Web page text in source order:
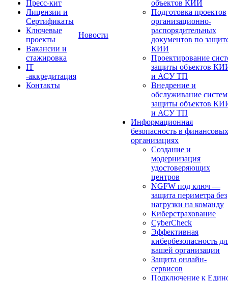
Пресс-кит
Лицензии и
Сертификаты
Ключевые
проекты
Вакансии и
стажировка
IT
-аккредитация
Контакты
Новости
объектов КИИ
Подготовка проектов
организационно-
распорядительных
документов по
КИИ
Проектирование
защиты объектов
и АСУ ТП
Внедрение и
обслуживание систем
защиты объектов
и АСУ ТП
Информационная
безопасность в финансовых
организациях
Создание и
модернизация
удостоверяющих
центров
NGFW под ключ —
защита периметра без
нагрузки на команду
Киберстрахование
CyberCheck
Эффективная
кибербезопасность
вашей организации
Защита онлайн-
сервисов
Подключение к